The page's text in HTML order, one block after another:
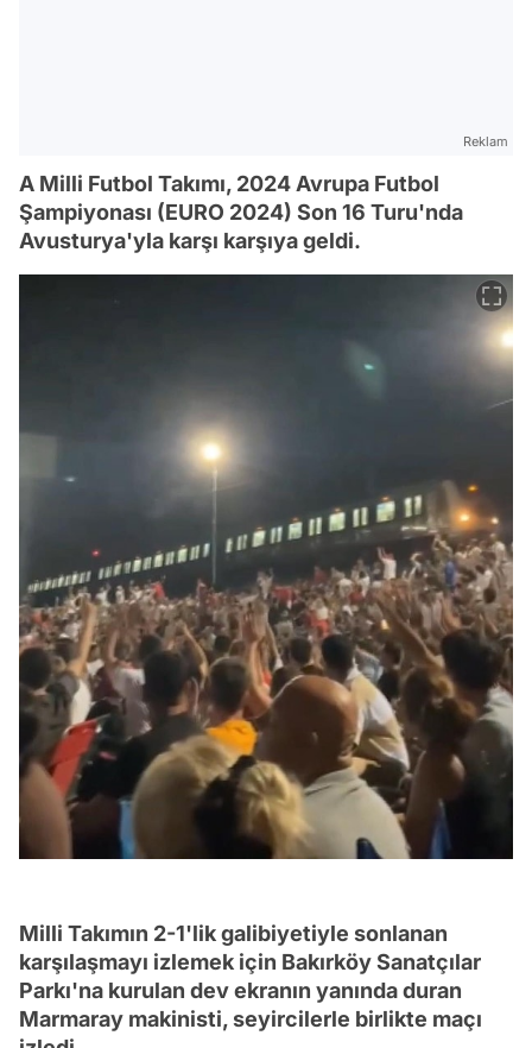
Reklam
A Milli Futbol Takımı, 2024 Avrupa Futbol
Şampiyonası (EURO 2024) Son 16 Turu'nda
Avusturya'yla karşı karşıya geldi.
Milli Takımın 2-1'lik galibiyetiyle sonlanan
karşılaşmayı izlemek için Bakırköy Sanatçılar
Parkı'na kurulan dev ekranın yanında duran
Marmaray makinisti, seyircilerle birlikte maçı